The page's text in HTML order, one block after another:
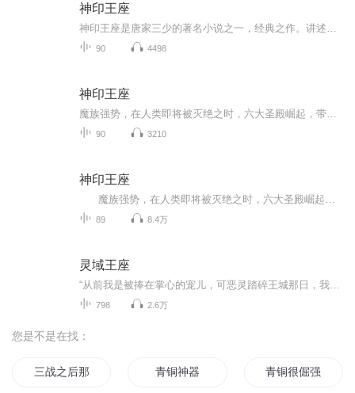
神印王座
90 4498
神印王座
90 3210
神印王座
89 8.4万
灵域王座
798 2.6万
您是不是在找：
三战之后那青铜剑上 青铜神器 青铜很倔强